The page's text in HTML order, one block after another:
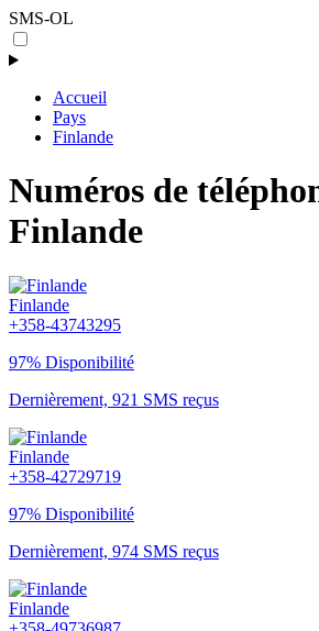
SMS-OL
Accueil
Pays
Finlande
Numéros de
Finlande
Finlande
+358-43743295
97% Disponibilité
Dernièrement, 921 SMS reçus
Finlande
+358-42729719
97% Disponibilité
Dernièrement, 974 SMS reçus
Finlande